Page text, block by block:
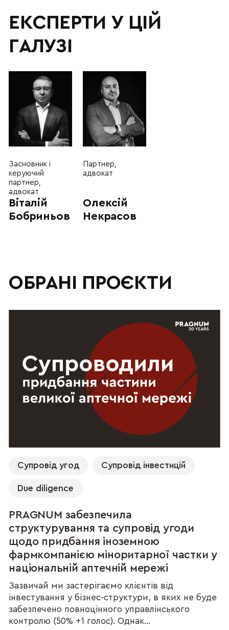
ЕКСПЕРТИ У ЦІЙ
ГАЛУЗІ
Засновник і
керуючий
партнер,
адвокат
Віталій
Бобриньов
Партнер,
адвокат
Олексій
Некрасов
ОБРАНІ ПРОЄКТИ
Супровід угод Супровід інвестицій
Due diligence
PRAGNUM забезпечила
структурування та супровід угоди
щодо придбання іноземною
фармкомпанією міноритарної частки у
національній аптечній мережі
Зазвичай ми застерігаємо клієнтів від
інвестування у бізнес-структури, в яких не буде
забезпечено повноцінного управлінського
контролю (50% +1 голос). Однак...